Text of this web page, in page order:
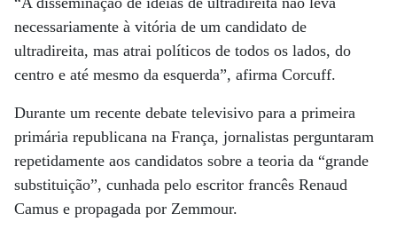
necessariamente à vitória de um candidato de
ultradireita, mas atrai políticos de todos os lados, do
centro e até mesmo da esquerda”, afirma Corcuff.
Durante um recente debate televisivo para a primeira
primária republicana na França, jornalistas perguntaram
repetidamente aos candidatos sobre a teoria da “grande
substituição”, cunhada pelo escritor francês Renaud
Camus e propagada por Zemmour.